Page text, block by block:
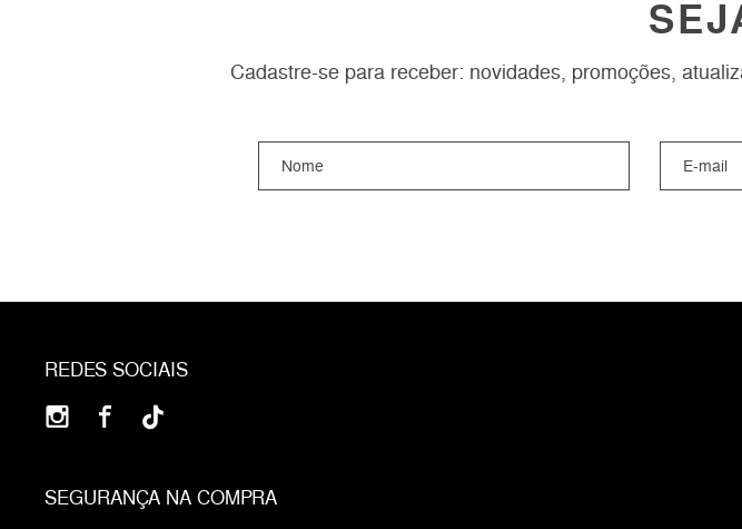
Cadastre-se para receber: novidades, promoções,
REDES SOCIAIS
SEGURANÇA NA COMPRA